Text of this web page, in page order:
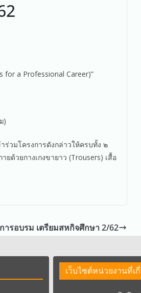
for a Professional Career)”
)
วมโครงการดังกล่าวให้ครบทั้ง ๒
ด้วยกางเกงขายาว (Trousers) เสื้อ
ารอบรม เตรียมสหกิจศึกษา 2/62
เว็บไซต์หน่วยงานที่เ